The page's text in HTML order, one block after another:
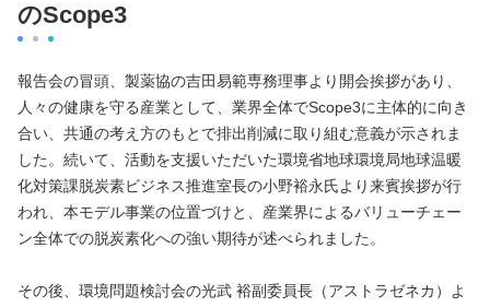
のScope3
報告会の冒頭、製薬協の吉田易範専務理事より開会挨拶があり、
人々の健康を守る産業として、業界全体でScope3に主体的に向き
合い、共通の考え方のもとで排出削減に取り組む意義が示されま
した。続いて、活動を支援いただいた環境省地球環境局地球温暖
化対策課脱炭素ビジネス推進室長の小野裕永氏より来賓挨拶が行
われ、本モデル事業の位置づけと、産業界によるバリューチェー
ン全体での脱炭素化への強い期待が述べられました。
その後、環境問題検討会の光武 裕副委員長（アストラゼネカ）よ